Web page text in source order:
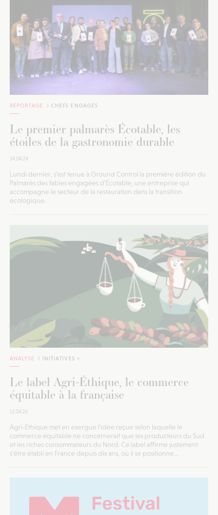
REPORTAGE CHEFS ENGAGÉS
Le premier palmarès Écotable, les
étoiles de la gastronomie durable
24.04.24
Lundi dernier, s’est tenue à Ground Control la première édition du
Palmarès des tables engagées d’Écotable, une entreprise qui
accompagne le secteur de la restauration dans la transition
écologique.
ANALYSE INITIATIVES +
Le label Agri-Éthique, le commerce
équitable à la française
12.04.24
Agri-Éthique met en exergue l’idée reçue selon laquelle le
commerce équitable ne concernerait que les producteurs du Sud
et les riches consommateurs du Nord. Ce label affirme justement
s’être établi en France depuis dix ans, où il se positionne...